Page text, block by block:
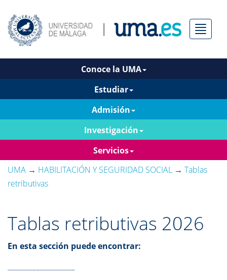
Menú
Conoce la UMA
Estudiar
Admisión
Investigación
Servicios
UMA → HABILITACIÓN Y SEGURIDAD SOCIAL → Tablas
retributivas
Tablas retributivas 2026
En esta sección puede encontrar: